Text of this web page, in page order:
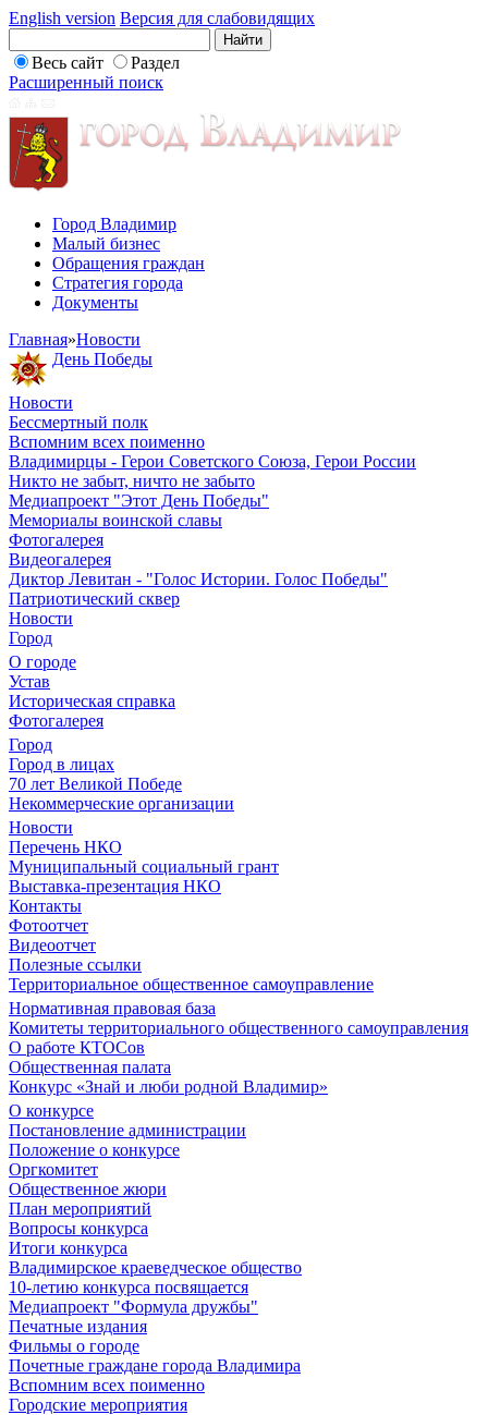
English version Версия для слабовидящих
Весь сайт
Раздел
Расширенный поиск
Город Владимир
Малый бизнес
Обращения граждан
Стратегия города
Документы
Главная»Новости
День Победы
Новости
Бессмертный полк
Вспомним всех поименно
Владимирцы - Герои Советского Союза, Герои России
Никто не забыт, ничто не забыто
Медиапроект "Этот День Победы"
Мемориалы воинской славы
Фотогалерея
Видеогалерея
Диктор Левитан - "Голос Истории. Голос Победы"
Патриотический сквер
Новости
Город
О городе
Устав
Историческая справка
Фотогалерея
Город
Город в лицах
70 лет Великой Победе
Некоммерческие организации
Новости
Перечень НКО
Муниципальный социальный грант
Выставка-презентация НКО
Контакты
Фотоотчет
Видеоотчет
Полезные ссылки
Территориальное общественное самоуправление
Нормативная правовая база
Комитеты территориального общественного самоуправления
О работе КТОСов
Общественная палата
Конкурс «Знай и люби родной Владимир»
О конкурсе
Постановление администрации
Положение о конкурсе
Оргкомитет
Общественное жюри
План мероприятий
Вопросы конкурса
Итоги конкурса
Владимирское краеведческое общество
10-летию конкурса посвящается
Медиапроект "Формула дружбы"
Печатные издания
Фильмы о городе
Почетные граждане города Владимира
Вспомним всех поименно
Городские мероприятия